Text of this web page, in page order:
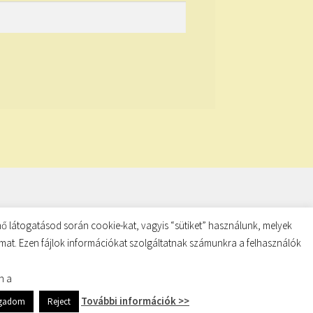
látogatásod során cookie-kat, vagyis “sütiket” használunk, melyek
Ezen fájlok információkat szolgáltatnak számunkra a felhasználók
a
Reject További információk >>